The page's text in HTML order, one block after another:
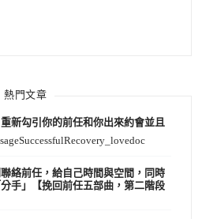
熱門文章
新勾引你的前任和你出來約會並且
絡前任，給自己時間與空間，同時
手」【挽回前任五部曲，第二階段